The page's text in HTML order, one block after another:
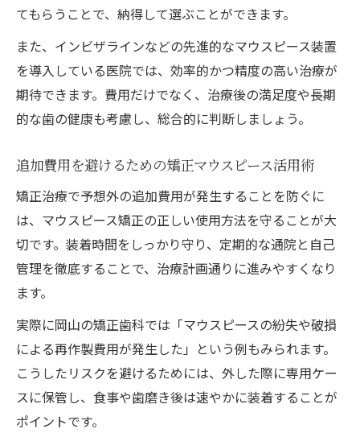
てもらうことで、納得して選ぶことができます。
また、インビザラインなどの先進的なマウスピース装置
を導入している医院では、効率的かつ精度の高い治療が
期待できます。費用だけでなく、治療後の満足度や長期
的な歯の健康も考慮し、総合的に判断しましょう。
追加費用を避けるための矯正マウスピース活用術
矯正治療で予想外の追加費用が発生することを防ぐに
は、マウスピース矯正の正しい使用方法を守ることが大
切です。装着時間をしっかり守り、定期的な通院と自己
管理を徹底することで、治療計画通りに進みやすくなり
ます。
実際に岡山の矯正歯科では「マウスピースの紛失や破損
による再作製費用が発生した」という例もみられます。
こうしたリスクを避けるためには、外した際に専用ケー
スに保管し、食事や歯磨き後は速やかに装着することが
ポイントです。